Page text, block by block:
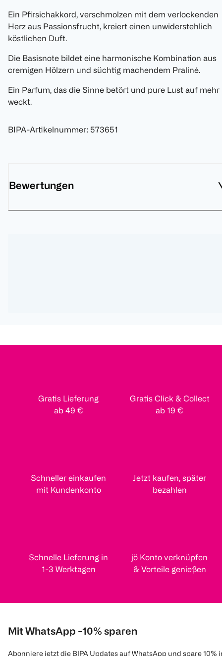
Ein Pfirsichakkord, verschmolzen mit dem verlockenden
Herz aus Passionsfrucht, kreiert einen unwiderstehlich
köstlichen Duft.
Die Basisnote bildet eine harmonische Kombination aus
cremigen Hölzern und süchtig machendem Praliné.
Ein Parfum, das die Sinne betört und pure Lust auf mehr
weckt.
BIPA-Artikelnummer: 573651
Bewertungen
Gratis Lieferung
ab 49 €
Gratis Click & Collect
ab 19 €
Schneller einkaufen
mit Kundenkonto
Jetzt kaufen, später
bezahlen
Schnelle Lieferung in
1-3 Werktagen
jö Konto verknüpfen
& Vorteile genießen
Mit WhatsApp -10% sparen
Abonniere jetzt die BIPA Updates auf WhatsApp und spare 10%